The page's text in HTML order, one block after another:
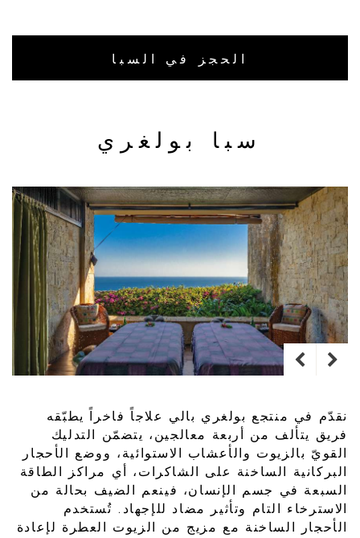
الحجز في السبا
سبا بولغري
نقدّم في منتجع بولغري بالي علاجاً فاخراً يطبّقه
فريق يتألف من أربعة معالجين، يتضمّن التدليك
القويّ بالزيوت والأعشاب الاستوائية، ووضع الأحجار
البركانية الساخنة على الشاكرات، أي مراكز الطاقة
السبعة في جسم الإنسان، فينعم الضيف بحالة من
الاسترخاء التام وتأثير مضاد للإجهاد. تُستخدم
الأحجار الساخنة مع مزيج من الزيوت العطرة لإعادة